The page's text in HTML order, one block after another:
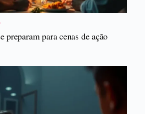
preparam para cenas de ação